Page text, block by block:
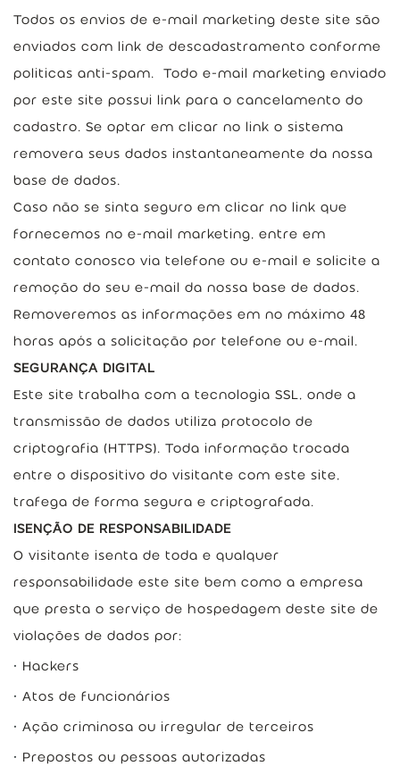
Todos os envios de e-mail marketing deste site são
enviados com link de descadastramento conforme
politicas anti-spam. Todo e-mail marketing enviado
por este site possui link para o cancelamento do
cadastro. Se optar em clicar no link o sistema
removera seus dados instantaneamente da nossa
base de dados.
Caso não se sinta seguro em clicar no link que
fornecemos no e-mail marketing, entre em
contato conosco via telefone ou e-mail e solicite a
remoção do seu e-mail da nossa base de dados.
Removeremos as informações em no máximo 48
horas após a solicitação por telefone ou e-mail.
SEGURANÇA DIGITAL
Este site trabalha com a tecnologia SSL, onde a
transmissão de dados utiliza protocolo de
criptografia (HTTPS). Toda informação trocada
entre o dispositivo do visitante com este site,
trafega de forma segura e criptografada.
ISENÇÃO DE RESPONSABILIDADE
O visitante isenta de toda e qualquer
responsabilidade este site bem como a empresa
que presta o serviço de hospedagem deste site de
violações de dados por:
Hackers
Atos de funcionários
Ação criminosa ou irregular de terceiros
Prepostos ou pessoas autorizadas